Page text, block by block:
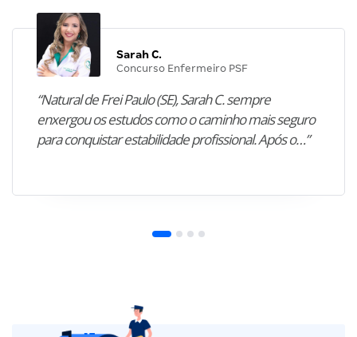
Sarah C.
Concurso Enfermeiro PSF
“Natural de Frei Paulo (SE), Sarah C. sempre
enxergou os estudos como o caminho mais seguro
para conquistar estabilidade profissional. Após o…”